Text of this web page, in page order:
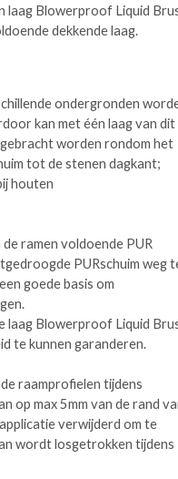
laag Blowerproof Liquid
dekkende laag.
ondergronden
kan met één laag van dit
worden rondom het
tot de stenen dagkant;
houten
ramen voldoende PUR
PURschuim weg
goede basis om
laag Blowerproof Liquid
te kunnen garanderen.
raamprofielen tijdens
op max 5mm van de rand
verwijderd om te
wordt losgetrokken tijdens